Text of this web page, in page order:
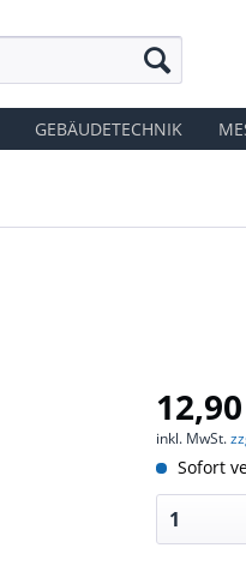
GEBÄUDETECHNIK
inkl. MwSt.
Sofort